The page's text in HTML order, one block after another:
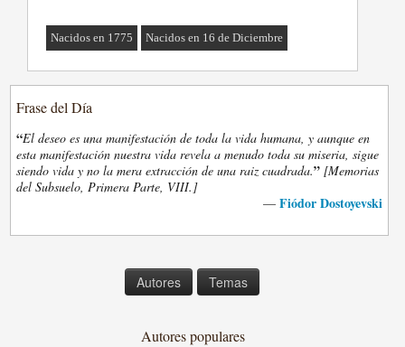
Nacidos en 1775 Nacidos en 16 de Diciembre
Frase del Día
“El deseo es una manifestación de toda la vida humana, y aunque en
esta manifestación nuestra vida revela a menudo toda su miseria, sigue
siendo vida y no la mera extracción de una raiz cuadrada.” [Memorias
del Subsuelo, Primera Parte, VIII.]
— Fiódor Dostoyevski
Autores Temas
Autores populares